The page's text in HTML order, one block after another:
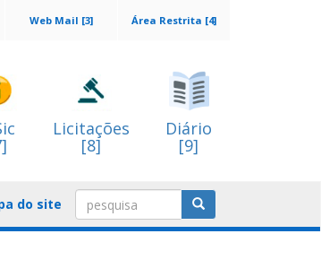
Área Restrita [4]
Web Mail [3]
Licitações
[8]
Diário
[9]
do site